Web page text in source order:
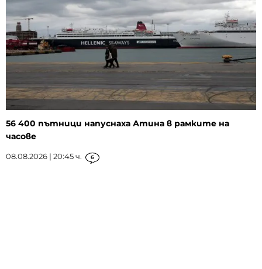
56 400 пътници напуснаха Атина в рамките на
часове
08.08.2026 | 20:45 ч. 6